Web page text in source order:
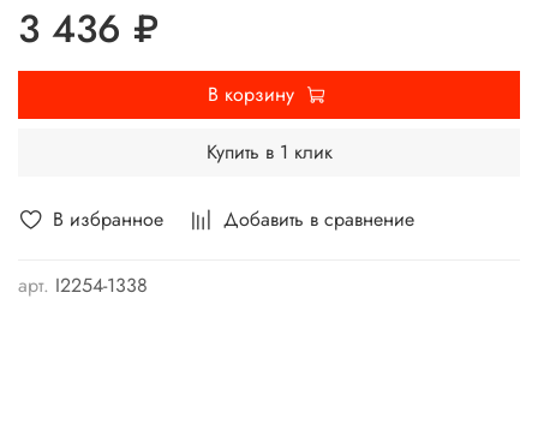
В избранное Добавить в сравнение
арт. I2254-1338
3 436 ₽
В корзину
Купить в 1 клик